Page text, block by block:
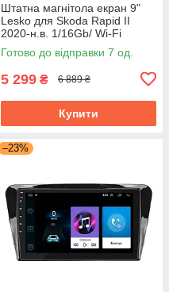
Штатна магнітола екран 9"
Lesko для Skoda Rapid II
2020-н.в. 1/16Gb/ Wi-Fi
Optima Шкоду
Готово до відправки 7 од.
5 299 ₴ 6 889 ₴
Купити
–23%